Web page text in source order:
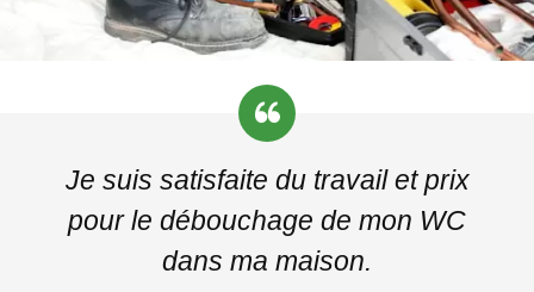
Je suis satisfaite du travail et prix
pour le débouchage de mon WC
dans ma maison.